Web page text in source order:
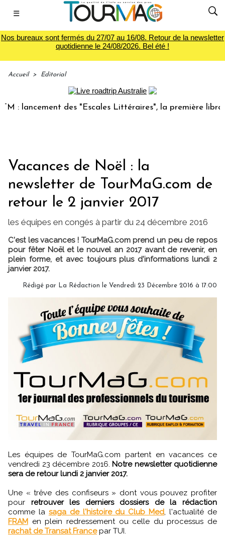
☰
Nos bureaux sont fermés du 27/07 au 16/08. Retour de la newsletter
quotidienne le 24/08/2026. Bel été !
Accueil > Editorial
lancement des "Escales Littéraires", la première librairie
Vacances de Noël : la
newsletter de TourMaG.com de
retour le 2 janvier 2017
les équipes en congés à partir du 24 décembre 2016
C'est les vacances ! TourMaG.com prend un peu de repos
pour fêter Noël et le nouvel an 2017 avant de revenir, en
plein forme, et avec toujours plus d'informations lundi 2
janvier 2017.
Rédigé par La Rédaction le Vendredi 23 Décembre 2016 à 17:00
Les équipes de TourMaG.com partent en vacances ce
vendredi 23 décembre 2016. Notre newsletter quotidienne
sera de retour lundi 2 janvier 2017.
Une « trêve des confiseurs » dont vous pouvez profiter
pour retrouver les derniers dossiers de la rédaction
comme la saga de l'histoire du Club Med, l'actualité de
FRAM en plein redressement ou celle du processus de
rachat de Transat Francepar TUI.